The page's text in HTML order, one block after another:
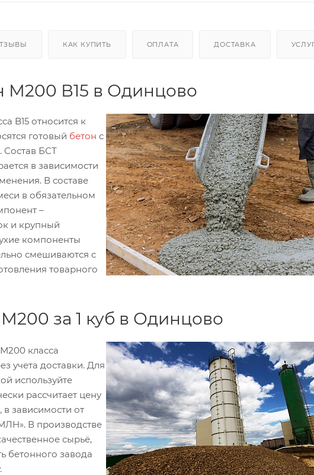
КАК КУПИТЬ ОПЛАТА ДОСТАВКА
М200 В15 в Одинцово
B15 относится к
готовый бетон с
Состав БСТ
в зависимости
В составе
в обязательном
–
и крупный
компоненты
смешиваются с
товарного
за 1 куб в Одинцово
класса
учета доставки. Для
используйте
рассчитает цену
в зависимости от
В производстве
сырьё,
бетонного завода